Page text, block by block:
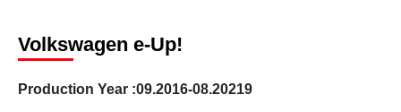
Volkswagen e-Up!
Production Year :09.2016-08.20219